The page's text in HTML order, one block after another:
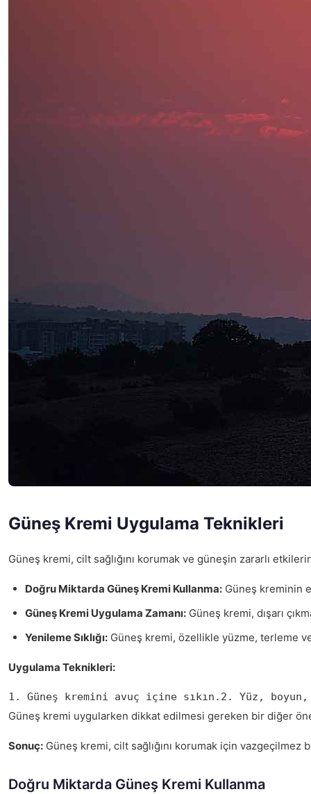
Güneş Kremi Uygulama Teknikleri
Güneş kremi, cilt sağlığını korumak ve güneşin zararlı
Doğru Miktarda Güneş Kremi Kullanma: Güneş kreminin
Güneş Kremi Uygulama Zamanı: Güneş kremi, dışarı
Yenileme Sıklığı: Güneş kremi, özellikle yüzme, terleme
Uygulama Teknikleri:
1. Güneş kremini avuç içine sıkın.2. Yüz,
Güneş kremi uygularken dikkat edilmesi gereken bir diğer
Sonuç: Güneş kremi, cilt sağlığını korumak için
Doğru Miktarda Güneş Kremi Kullanma